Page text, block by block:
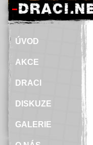
ÚVOD
AKCE
DRACI
DISKUZE
GALERIE